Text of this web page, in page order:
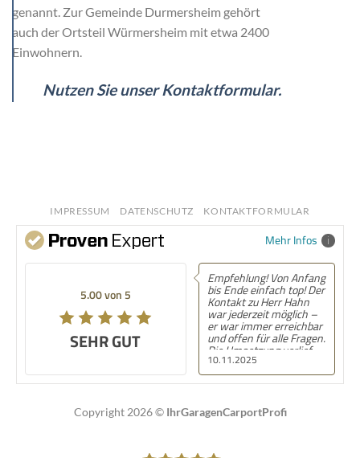
genannt. Zur Gemeinde Durmersheim gehört
auch der Ortsteil Würmersheim mit etwa 2400
Einwohnern.
Nutzen Sie unser Kontaktformular.
IMPRESSUM DATENSCHUTZ KONTAKTFORMULAR
Mehr Infos
5.00 von 5
SEHR GUT
10.11.2025
Empfehlung! Von Anfang
bis Ende einfach top! Der
Kontakt zu Herr Hahn
war jederzeit möglich –
er war immer erreichbar
und offen für alle Fragen.
Die Umsetzung verlief
völlig unkompliziert und
ohne Komplikationen,
von der Planung bis zur
während des gesamten
Projekts stets informiert
Copyright 2026 © IhrGaragenCarportProfi